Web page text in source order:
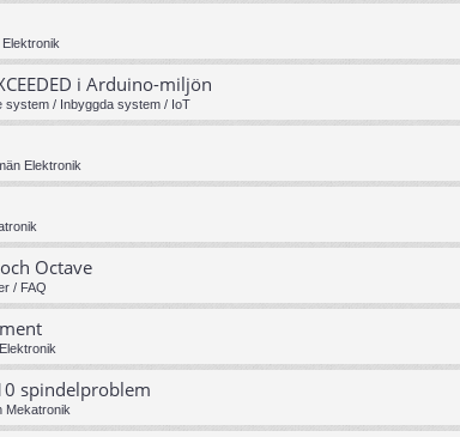
Elektronik
i Arduino-miljön
system / Inbyggda system / IoT
Elektronik
Octave
/ FAQ
spindelproblem
Mekatronik